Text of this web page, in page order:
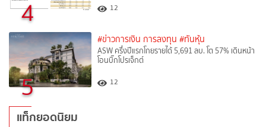
4 12
5
#ข่าวการเงิน การลงทุน #ทันหุ้น
ASW ครึ่งปีแรกโกยรายได้ 5,691 ลบ. โต 57% เดินหน้า
โอนบิ๊กโปรเจ็กต์
12
แท็กยอดนิยม